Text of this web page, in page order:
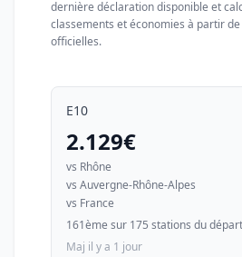
dernière déclaration disponible et
classements et économies à partir
officielles.
E10
2.129€
vs Rhône
vs Auvergne-Rhône-Alpes
vs France
161ème sur 175 stations du
Maj il y a 1 jour